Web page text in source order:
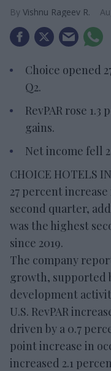
Vishnu Rageev R.
Choice opened
Q2.
RevPAR rose
gains.
Net income fell
CHOICE HOTELS
27 percent
second quarter,
was the highest
since 2019.
The company
growth, supported
development
U.S. RevPAR
driven by a 0.7
point increase in
increased 2.1